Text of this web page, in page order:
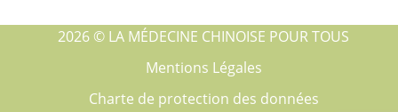
2026 © LA MÉDECINE CHINOISE POUR TOUS
Mentions Légales
Charte de protection des données